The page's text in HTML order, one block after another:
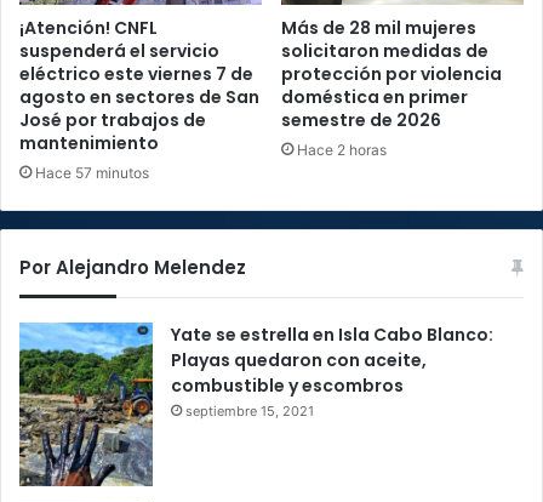
¡Atención! CNFL
suspenderá el servicio
eléctrico este viernes 7 de
agosto en sectores de San
José por trabajos de
mantenimiento
Hace 57 minutos
Más de 28 mil mujeres
solicitaron medidas de
protección por violencia
doméstica en primer
semestre de 2026
Hace 2 horas
Por Alejandro Melendez
Yate se estrella en Isla Cabo Blanco:
Playas quedaron con aceite,
combustible y escombros
septiembre 15, 2021